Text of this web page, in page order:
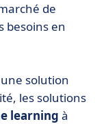
de
besoins en
une solution
les solutions
learning à